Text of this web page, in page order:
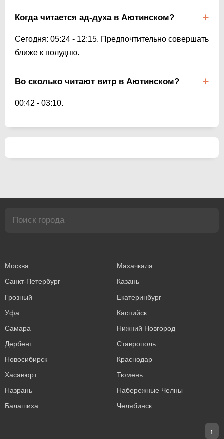
Когда читается ад-духа в Аютинском?
Сегодня: 05:24 - 12:15. Предпочтительно совершать
ближе к полудню.
Во сколько читают витр в Аютинском?
00:42 - 03:10.
Москва
Махачкала
Санкт-Петербург
Казань
Грозный
Екатеринбург
Уфа
Каспийск
Самара
Нижний Новгород
Дербент
Ставрополь
Новосибирск
Краснодар
Хасавюрт
Тюмень
Назрань
Набережные Челны
Балашиха
Челябинск
↑